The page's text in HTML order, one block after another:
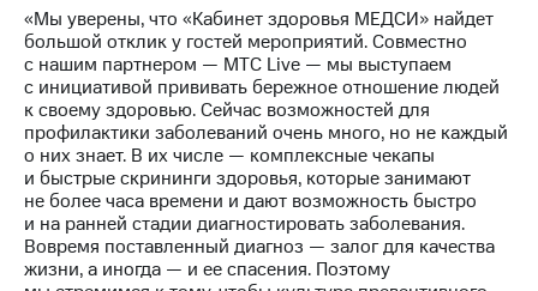
"МТС"
Собрания
акционеров
Личный
кабинет
акционера
Акционерный
капитал
Контроль
и
аудит
Рынок
«Мы уверены, что «Кабинет здоровья МЕДСИ» найдет
большой отклик у гостей мероприятий. Совместно
с нашим партнером — МТС Live — мы выступаем
с инициативой прививать бережное отношение людей
к своему здоровью. Сейчас возможностей для
профилактики заболеваний очень много, но не каждый
о них знает. В их числе — комплексные чекапы
и быстрые скрининги здоровья, которые занимают
не более часа времени и дают возможность быстро
и на ранней стадии диагностировать заболевания.
Вовремя поставленный диагноз — залог для качества
жизни, а иногда — и ее спасения. Поэтому